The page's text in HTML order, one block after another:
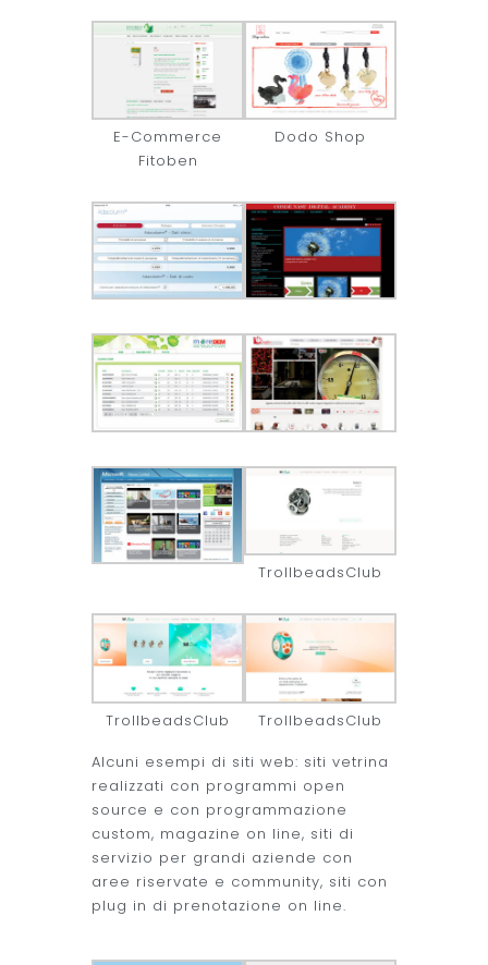
E-Commerce
Fitoben
Dodo Shop
TrollbeadsClub
TrollbeadsClub
TrollbeadsClub
Alcuni esempi di siti web: siti vetrina
realizzati con programmi open
source e con programmazione
custom, magazine on line, siti di
servizio per grandi aziende con
aree riservate e community, siti con
plug in di prenotazione on line.